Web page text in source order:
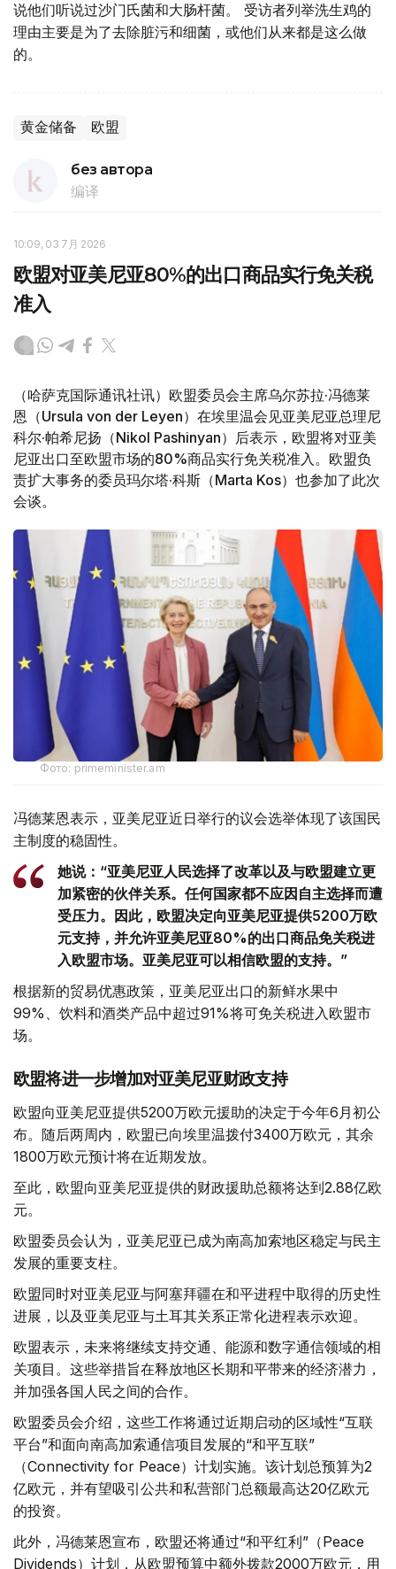
说他们听说过沙门氏菌和大肠杆菌。 受访者列举洗生鸡的
理由主要是为了去除脏污和细菌，或他们从来都是这么做
的。
黄金储备 欧盟
без автора
编译
10:09, 03 7月 2026
欧盟对亚美尼亚80%的出口商品实行免关税
准入
（哈萨克国际通讯社讯）欧盟委员会主席乌尔苏拉·冯德莱
恩（Ursula von der Leyen）在埃里温会见亚美尼亚总理尼
科尔·帕希尼扬（Nikol Pashinyan）后表示，欧盟将对亚美
尼亚出口至欧盟市场的80%商品实行免关税准入。欧盟负
责扩大事务的委员玛尔塔·科斯（Marta Kos）也参加了此次
会谈。
Фото: primeminister.am
冯德莱恩表示，亚美尼亚近日举行的议会选举体现了该国民
主制度的稳固性。
她说：“亚美尼亚人民选择了改革以及与欧盟建立更
加紧密的伙伴关系。任何国家都不应因自主选择而遭
受压力。因此，欧盟决定向亚美尼亚提供5200万欧
元支持，并允许亚美尼亚80%的出口商品免关税进
入欧盟市场。亚美尼亚可以相信欧盟的支持。”
根据新的贸易优惠政策，亚美尼亚出口的新鲜水果中
99%、饮料和酒类产品中超过91%将可免关税进入欧盟市
场。
欧盟将进一步增加对亚美尼亚财政支持
欧盟向亚美尼亚提供5200万欧元援助的决定于今年6月初公
布。随后两周内，欧盟已向埃里温拨付3400万欧元，其余
1800万欧元预计将在近期发放。
至此，欧盟向亚美尼亚提供的财政援助总额将达到2.88亿欧
元。
欧盟委员会认为，亚美尼亚已成为南高加索地区稳定与民主
发展的重要支柱。
欧盟同时对亚美尼亚与阿塞拜疆在和平进程中取得的历史性
进展，以及亚美尼亚与土耳其关系正常化进程表示欢迎。
欧盟表示，未来将继续支持交通、能源和数字通信领域的相
关项目。这些举措旨在释放地区长期和平带来的经济潜力，
并加强各国人民之间的合作。
欧盟委员会介绍，这些工作将通过近期启动的区域性“互联
平台”和面向南高加索通信项目发展的“和平互联”
（Connectivity for Peace）计划实施。该计划总预算为2
亿欧元，并有望吸引公共和私营部门总额最高达20亿欧元
的投资。
此外，冯德莱恩宣布，欧盟还将通过“和平红利”（Peace
Dividends）计划，从欧盟预算中额外拨款2000万欧元，用